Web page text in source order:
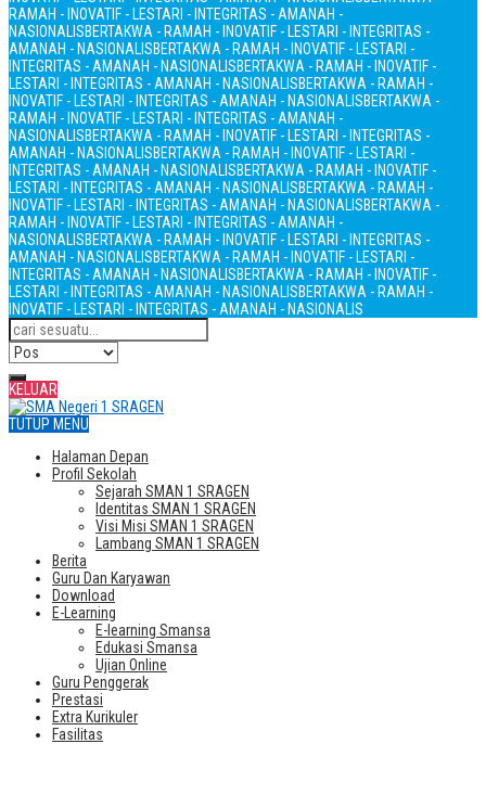
RAMAH - INOVATIF - LESTARI - INTEGRITAS - AMANAH -
NASIONALISBERTAKWA - RAMAH - INOVATIF - LESTARI - INTEGRITAS -
AMANAH - NASIONALISBERTAKWA - RAMAH - INOVATIF - LESTARI -
INTEGRITAS - AMANAH - NASIONALISBERTAKWA - RAMAH - INOVATIF -
LESTARI - INTEGRITAS - AMANAH - NASIONALISBERTAKWA - RAMAH -
INOVATIF - LESTARI - INTEGRITAS - AMANAH - NASIONALISBERTAKWA -
RAMAH - INOVATIF - LESTARI - INTEGRITAS - AMANAH -
NASIONALISBERTAKWA - RAMAH - INOVATIF - LESTARI - INTEGRITAS -
AMANAH - NASIONALISBERTAKWA - RAMAH - INOVATIF - LESTARI -
INTEGRITAS - AMANAH - NASIONALISBERTAKWA - RAMAH - INOVATIF -
LESTARI - INTEGRITAS - AMANAH - NASIONALISBERTAKWA - RAMAH -
INOVATIF - LESTARI - INTEGRITAS - AMANAH - NASIONALISBERTAKWA -
RAMAH - INOVATIF - LESTARI - INTEGRITAS - AMANAH -
NASIONALISBERTAKWA - RAMAH - INOVATIF - LESTARI - INTEGRITAS -
AMANAH - NASIONALISBERTAKWA - RAMAH - INOVATIF - LESTARI -
INTEGRITAS - AMANAH - NASIONALISBERTAKWA - RAMAH - INOVATIF -
LESTARI - INTEGRITAS - AMANAH - NASIONALISBERTAKWA - RAMAH -
INOVATIF - LESTARI - INTEGRITAS - AMANAH - NASIONALIS
KELUAR
TUTUP MENU
Halaman Depan
Profil Sekolah
Sejarah SMAN 1 SRAGEN
Identitas SMAN 1 SRAGEN
Visi Misi SMAN 1 SRAGEN
Lambang SMAN 1 SRAGEN
Berita
Guru Dan Karyawan
Download
E-Learning
E-learning Smansa
Edukasi Smansa
Ujian Online
Guru Penggerak
Prestasi
Extra Kurikuler
Fasilitas